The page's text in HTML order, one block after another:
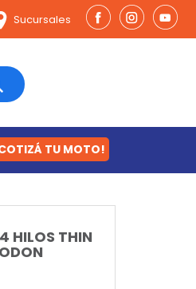
Sucursales
TU MOTO!
HILOS THIN